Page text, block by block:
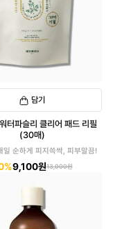
담기
터파슬리 클리어 패드 리필
(30매)
일 순하게 피지쓱싹, 피부말끔!
9,100원13,000원